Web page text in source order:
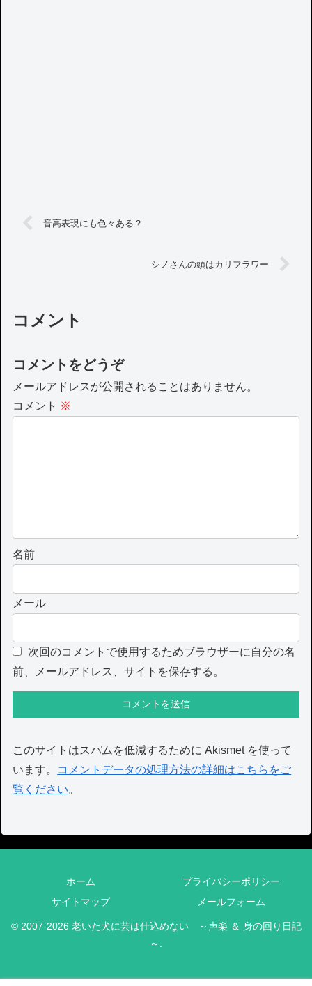
音高表現にも色々ある？
シノさんの頭はカリフラワー
コメント
コメントをどうぞ
メールアドレスが公開されることはありません。
コメント ※
名前
メール
次回のコメントで使用するためブラウザーに自分の名
前、メールアドレス、サイトを保存する。
このサイトはスパムを低減するために Akismet を使って
います。
コメントデータの処理方法の詳細はこちらをご
覧ください。
ホーム
プライバシーポリシー
サイトマップ
メールフォーム
© 2007-2026 老いた犬に芸は仕込めない ～声楽 ＆ 身の回り日記
～.